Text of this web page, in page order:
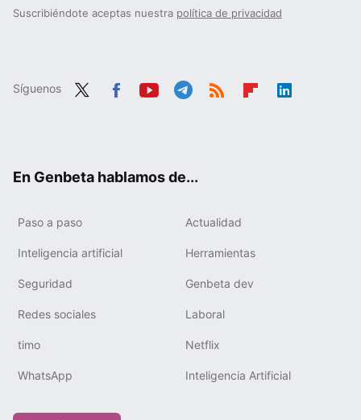
Suscribiéndote aceptas nuestra política de privacidad
Síguenos
En Genbeta hablamos de...
Paso a paso Actualidad
Inteligencia artificial Herramientas
Seguridad Genbeta dev
Redes sociales Laboral
timo Netflix
WhatsApp Inteligencia Artificial